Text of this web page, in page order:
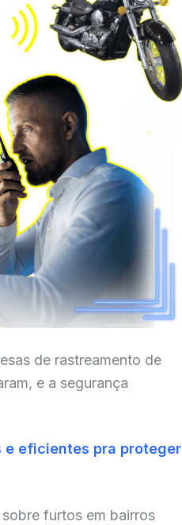
de rastreamento de
e a segurança
eficientes pra proteger
furtos em bairros